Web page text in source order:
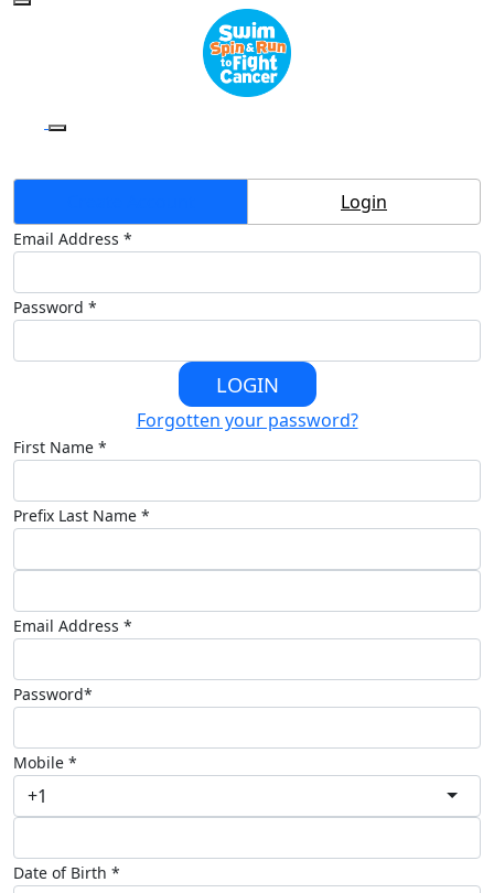
Login
Email Address *
Password *
LOGIN
Forgotten your password?
First Name *
Prefix Last Name *
Email Address *
Password*
Mobile *
+1
Date of Birth *